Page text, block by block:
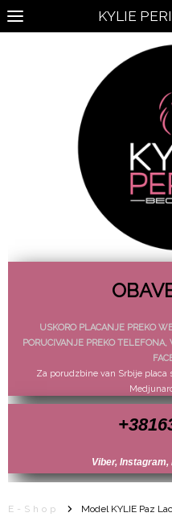
KYLIE
USKORO PLACANJE PREKO
PORUCIVANJE PREKO
Za porudzbine van Srbije placa
Viber,
E-Shop Model KYLIE Paz